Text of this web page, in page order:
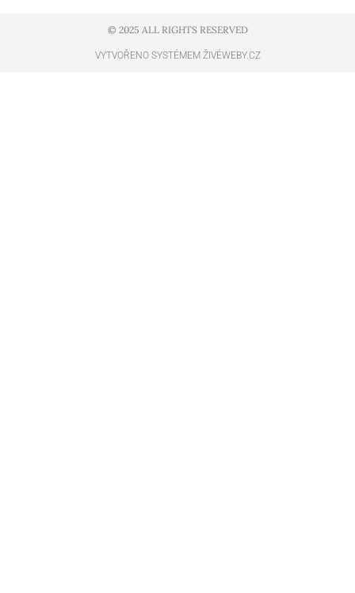
© 2025 ALL RIGHTS RESERVED​
VYTVOŘENO SYSTÉMEM ŽIVÉWEBY.CZ